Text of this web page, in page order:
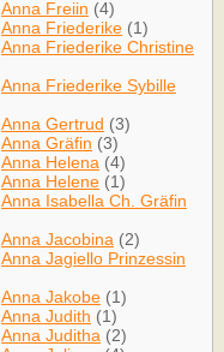
Anna Freiin (4)
Anna Friederike (1)
Anna Friederike Christine
Anna Friederike Sybille
Anna Gertrud (3)
Anna Gräfin (3)
Anna Helena (4)
Anna Helene (1)
Anna Isabella Ch. Gräfin
Anna Jacobina (2)
Anna Jagiello Prinzessin
Anna Jakobe (1)
Anna Judith (1)
Anna Juditha (2)